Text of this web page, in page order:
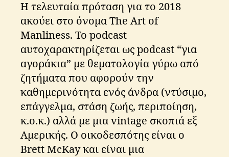
Η τελευταία πρόταση για το 2018
ακούει στο όνομα The Art of
Manliness. Το podcast
αυτοχαρακτηρίζεται ως podcast “για
αγοράκια” με θεματολογία γύρω από
ζητήματα που αφορούν την
καθημερινότητα ενός άνδρα (ντύσιμο,
επάγγελμα, στάση ζωής, περιποίηση,
κ.ο.κ.) αλλά με μια vintage σκοπιά εξ
Αμερικής. Ο οικοδεσπότης είναι ο
Brett McKay και είναι μια